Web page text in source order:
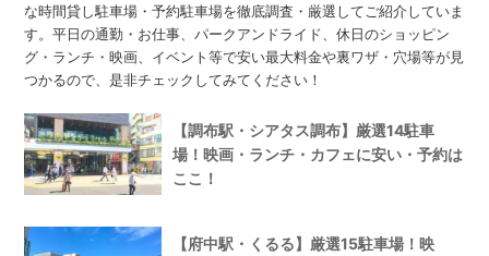
な時間貸し駐車場・予約駐車場を徹底調査・厳選してご紹介していま
す。平日の通勤・お仕事、パークアンドライド、休日のショッピン
グ・ランチ・映画、イベント等で安い最大料金や裏ワザ・穴場等が見
つかるので、是非チェックしてみてください！
【調布駅・シアタス調布】厳選14駐車
場！映画・ランチ・カフェに安い・予約は
ここ！
【府中駅・くるる】厳選15駐車場！映